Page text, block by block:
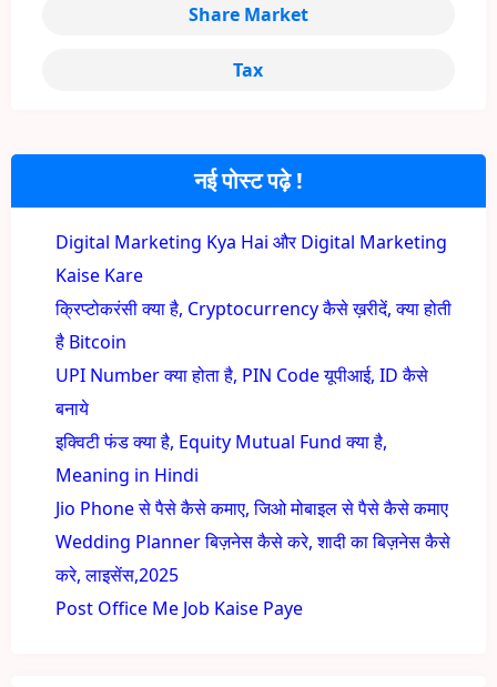
नई पोस्ट पढ़े !
Digital Marketing Kya Hai और Digital Marketing
Kaise Kare
क्रिप्टोकरंसी क्या है, Cryptocurrency कैसे ख़रीदें, क्या होती
है Bitcoin
UPI Number क्या होता है, PIN Code यूपीआई, ID कैसे
बनाये
इक्विटी फंड क्या है, Equity Mutual Fund क्या है,
Meaning in Hindi
Jio Phone से पैसे कैसे कमाए, जिओ मोबाइल से पैसे कैसे कमाए
Wedding Planner बिज़नेस कैसे करे, शादी का बिज़नेस कैसे
करे, लाइसेंस,2025
Post Office Me Job Kaise Paye
Share Market
Tax